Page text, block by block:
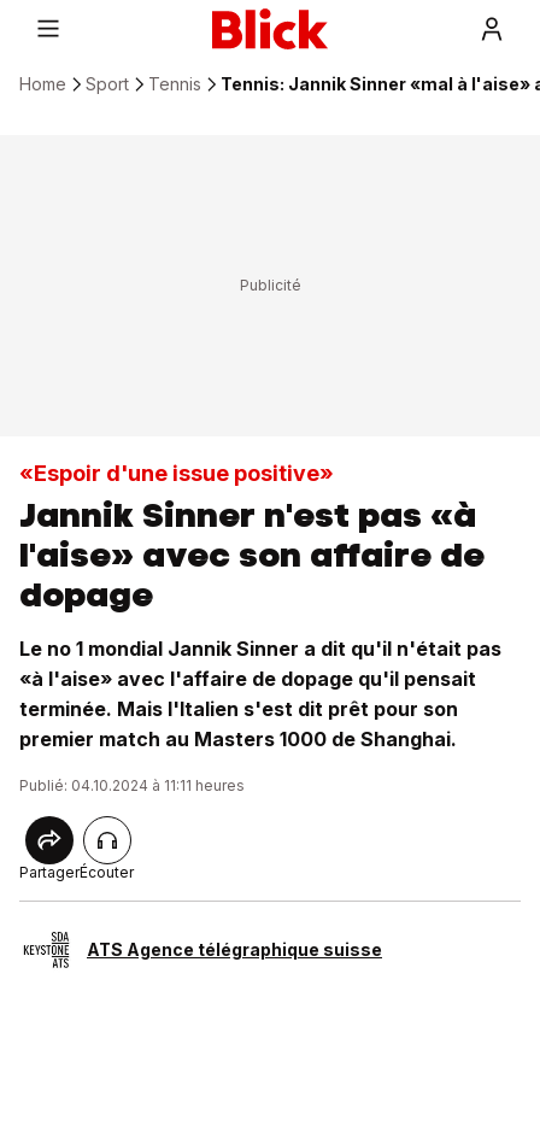
Home Sport Tennis Tennis: Jannik Sinner «mal à l'aise»
«Espoir d'une issue positive»
Jannik Sinner n'est pas «à
l'aise» avec son affaire de
dopage
Le no 1 mondial Jannik Sinner a dit qu'il n'était pas
«à l'aise» avec l'affaire de dopage qu'il pensait
terminée. Mais l'Italien s'est dit prêt pour son
premier match au Masters 1000 de Shanghai.
Publié: 04.10.2024 à 11:11 heures
PartagerÉcouter
ATS Agence télégraphique suisse